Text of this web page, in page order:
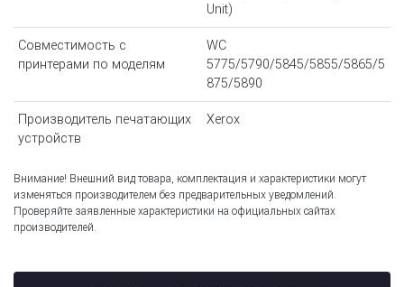
Unit)
Совместимость с
принтерами по моделям
WC
5775/5790/5845/5855/5865/5
875/5890
Производитель печатающих
устройств
Xerox
Внимание! Внешний вид товара, комплектация и характеристики могут
изменяться производителем без предварительных уведомлений.
Проверяйте заявленные характеристики на официальных сайтах
производителей.